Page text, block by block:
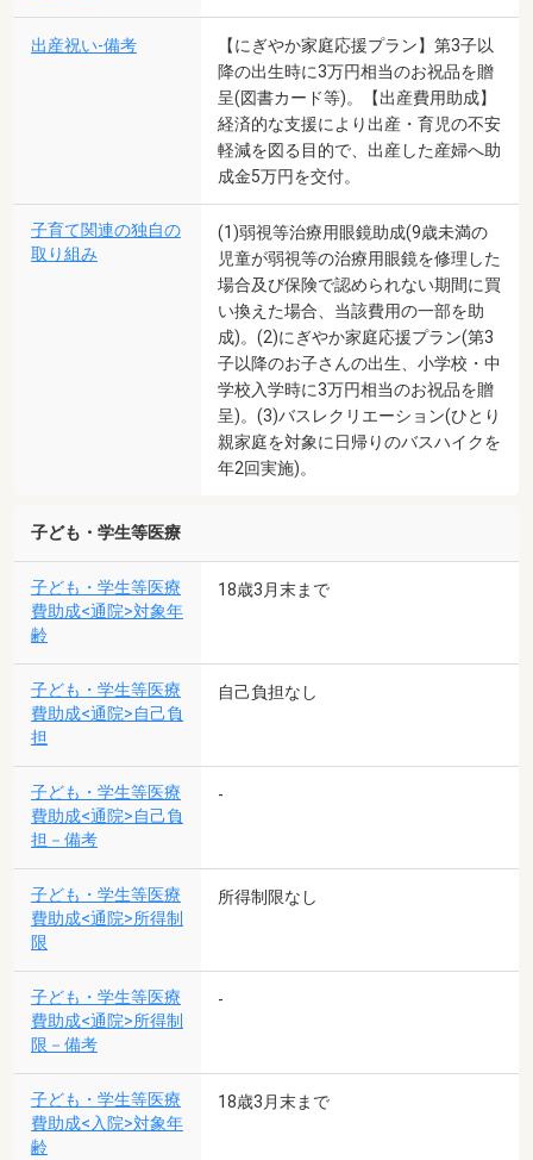
出産祝い-備考
【にぎやか家庭応援プラン】第3子以
降の出生時に3万円相当のお祝品を贈
呈(図書カード等)。【出産費用助成】
経済的な支援により出産・育児の不安
軽減を図る目的で、出産した産婦へ助
成金5万円を交付。
子育て関連の独自の
取り組み
(1)弱視等治療用眼鏡助成(9歳未満の
児童が弱視等の治療用眼鏡を修理した
場合及び保険で認められない期間に買
い換えた場合、当該費用の一部を助
成)。(2)にぎやか家庭応援プラン(第3
子以降のお子さんの出生、小学校・中
学校入学時に3万円相当のお祝品を贈
呈)。(3)バスレクリエーション(ひとり
親家庭を対象に日帰りのバスハイクを
年2回実施)。
子ども・学生等医療
子ども・学生等医療
費助成<通院>対象年
齢
18歳3月末まで
子ども・学生等医療
費助成<通院>自己負
担
自己負担なし
子ども・学生等医療
費助成<通院>自己負
担－備考
-
子ども・学生等医療
費助成<通院>所得制
限
所得制限なし
子ども・学生等医療
費助成<通院>所得制
限－備考
-
子ども・学生等医療
費助成<入院>対象年
齢
18歳3月末まで